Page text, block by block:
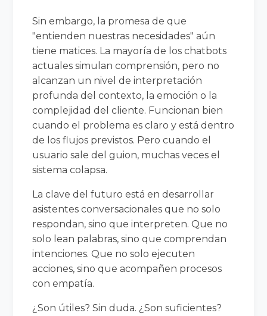
Sin embargo, la promesa de que
"entienden nuestras necesidades" aún
tiene matices. La mayoría de los chatbots
actuales simulan comprensión, pero no
alcanzan un nivel de interpretación
profunda del contexto, la emoción o la
complejidad del cliente. Funcionan bien
cuando el problema es claro y está dentro
de los flujos previstos. Pero cuando el
usuario sale del guion, muchas veces el
sistema colapsa.
La clave del futuro está en desarrollar
asistentes conversacionales que no solo
respondan, sino que interpreten. Que no
solo lean palabras, sino que comprendan
intenciones. Que no solo ejecuten
acciones, sino que acompañen procesos
con empatía.
¿Son útiles? Sin duda. ¿Son suficientes?